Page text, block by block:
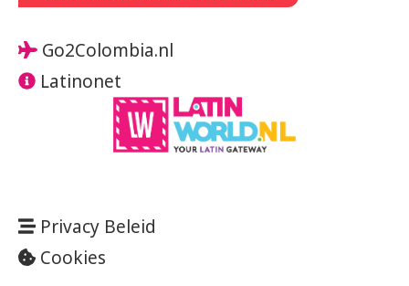
Go2Colombia.nl
Latinonet
Privacy Beleid
Cookies